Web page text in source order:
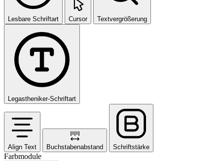
Lesbare Schriftart Cursor Textvergrößerung
Legastheniker-Schriftart
Align Text Buchstabenabstand Schriftstärke
Farbmodule